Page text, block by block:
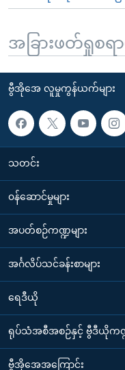
အခြားဖတ်ရှုစရာ
ဗွီအိုအေ လူမှုကွန်ယက်များ
သတင်း
၀န်ဆောင်မှုများ
အပတ်စဉ်ကဏ္ဍများ
အင်္ဂလိပ်သင်ခန်းစာများ
ရေဒီယို
ရုပ်သံအစီအစဉ်နှင့် ဗွီဒီယိုကဏ္ဍ
ဗွီအိုအေအကြောင်း